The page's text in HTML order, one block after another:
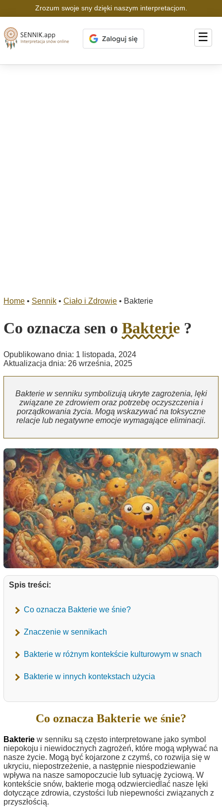
Zrozum swoje sny dzięki naszym interpretacjom.
☰
Home • Sennik • Ciało i Zdrowie • Bakterie
Co oznacza sen o Bakterie ?
Opublikowano dnia: 1 listopada, 2024
Aktualizacja dnia: 26 września, 2025
Bakterie w senniku symbolizują ukryte zagrożenia, lęki
związane ze zdrowiem oraz potrzebę oczyszczenia i
porządkowania życia. Mogą wskazywać na toksyczne
relacje lub negatywne emocje wymagające eliminacji.
Spis treści:
Co oznacza Bakterie we śnie?
Znaczenie w sennikach
Bakterie w różnym kontekście kulturowym w snach
Bakterie w innych kontekstach użycia
Co oznacza Bakterie we śnie?
Bakterie w senniku są często interpretowane jako symbol
niepokoju i niewidocznych zagrożeń, które mogą wpływać na
nasze życie. Mogą być kojarzone z czymś, co rozwija się w
ukryciu, niepostrzeżenie, a następnie niespodziewanie
wpływa na nasze samopoczucie lub sytuację życiową. W
kontekście snów, bakterie mogą odzwierciedlać nasze lęki
dotyczące zdrowia, czystości lub niepewności związanych z
przyszłością.